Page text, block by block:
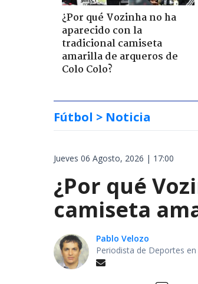
¿Por qué Vozinha no ha
aparecido con la
tradicional camiseta
amarilla de arqueros de
Colo Colo?
Fútbol > Noticia
Jueves 06 Agosto, 2026 | 17:00
¿Por qué
camiseta
Pablo Velozo
Periodista de Deportes